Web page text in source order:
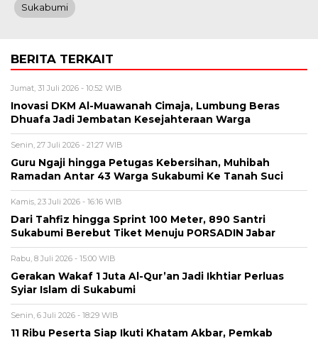
Sukabumi
BERITA TERKAIT
Jumat, 31 Juli 2026 - 10:52 WIB
Inovasi DKM Al-Muawanah Cimaja, Lumbung Beras
Dhuafa Jadi Jembatan Kesejahteraan Warga
Senin, 27 Juli 2026 - 21:27 WIB
Guru Ngaji hingga Petugas Kebersihan, Muhibah
Ramadan Antar 43 Warga Sukabumi Ke Tanah Suci
Kamis, 23 Juli 2026 - 16:16 WIB
Dari Tahfiz hingga Sprint 100 Meter, 890 Santri
Sukabumi Berebut Tiket Menuju PORSADIN Jabar
Rabu, 8 Juli 2026 - 15:00 WIB
Gerakan Wakaf 1 Juta Al-Qur’an Jadi Ikhtiar Perluas
Syiar Islam di Sukabumi
Senin, 6 Juli 2026 - 18:29 WIB
11 Ribu Peserta Siap Ikuti Khatam Akbar, Pemkab